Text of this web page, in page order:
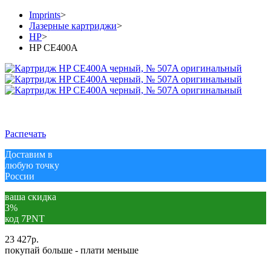
Imprints>
Лазерные картриджи>
HP>
HP CE400A
Распечать
Доставим в
любую точку
России
ваша скидка
3%
код 7PNT
23 427р.
покупай больше - плати меньше